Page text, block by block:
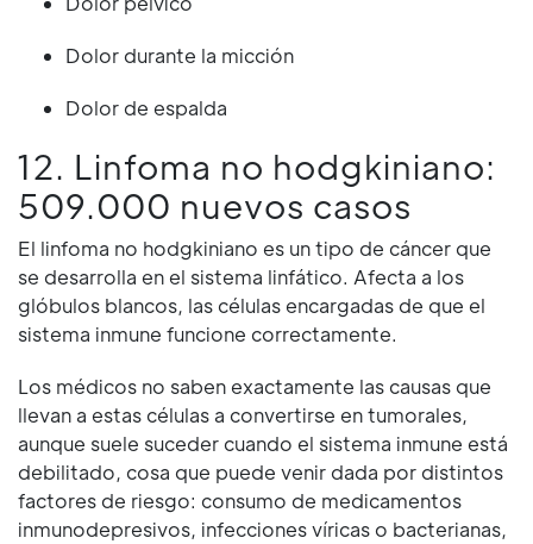
Dolor durante la micción
Dolor de espalda
12. Linfoma no hodgkiniano:
509.000 nuevos casos
El linfoma no hodgkiniano es un tipo de cáncer que
se desarrolla en el sistema linfático. Afecta a los
glóbulos blancos, las células encargadas de que el
sistema inmune funcione correctamente.
Los médicos no saben exactamente las causas que
llevan a estas células a convertirse en tumorales,
aunque suele suceder cuando el sistema inmune está
debilitado, cosa que puede venir dada por distintos
factores de riesgo: consumo de medicamentos
inmunodepresivos, infecciones víricas o bacterianas,